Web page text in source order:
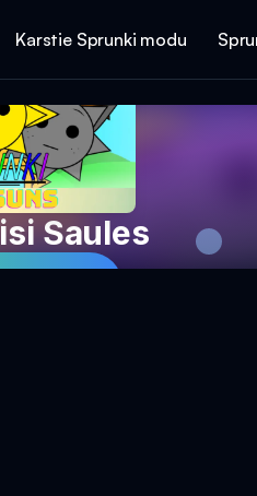
Karstie Sprunki modu
Saules